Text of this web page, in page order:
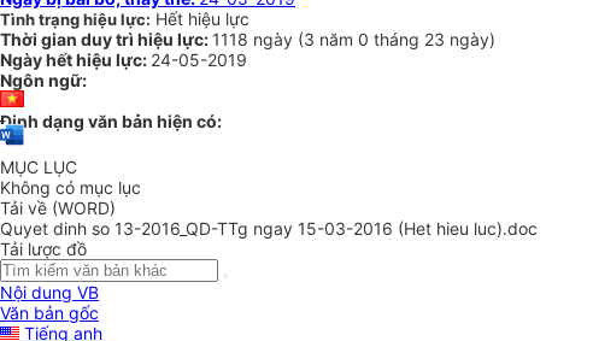
Tình trạng hiệu lực: Hết hiệu lực
Thời gian duy trì hiệu lực: 1118 ngày (3 năm 0 tháng 23 ngày)
Ngày hết hiệu lực: 24-05-2019
Ngôn ngữ:
Định dạng văn bản hiện có:
MỤC LỤC
Không có mục lục
Tải về (WORD)
Quyet dinh so 13-2016_QD-TTg ngay 15-03-2016 (Het hieu luc).doc
Tải lược đồ
Nội dung VB
Văn bản gốc
Tiếng anh